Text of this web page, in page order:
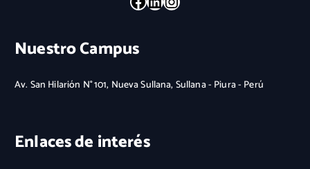
Nuestro Campus
Av. San Hilarión N° 101, Nueva Sullana, Sullana - Piura - Perú
Enlaces de interés